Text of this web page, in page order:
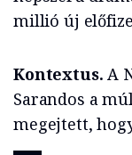
millió új
Kontextus. A
Sarandos a
megejtett,